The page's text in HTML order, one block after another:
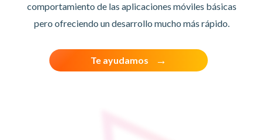
comportamiento de las aplicaciones móviles básicas
pero ofreciendo un desarrollo mucho más rápido.
Te ayudamos